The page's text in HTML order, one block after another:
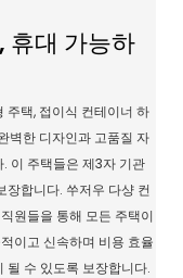
휴대 가능하
주택, 접이식 컨테이너 하
벽한 디자인과 고품질 자
이 주택들은 제3자 기관
장합니다. 쑤저우 다샹 컨
원들을 통해 모든 주택이
이고 신속하며 비용 효율
될 수 있도록 보장합니다.